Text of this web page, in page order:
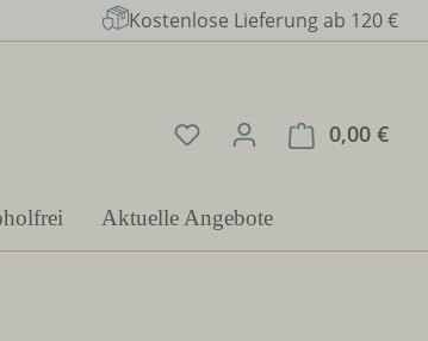
Kostenlose Lieferung ab 120 €
Du hast 0 Produkte auf
0,00 €
Aktuelle Angebote